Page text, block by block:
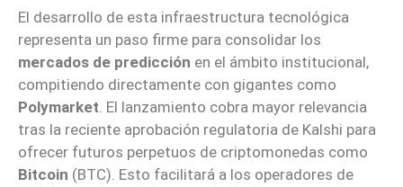
El desarrollo de esta infraestructura tecnológica
representa un paso firme para consolidar los
mercados de predicción en el ámbito institucional,
compitiendo directamente con gigantes como
Polymarket. El lanzamiento cobra mayor relevancia
tras la reciente aprobación regulatoria de Kalshi para
ofrecer futuros perpetuos de criptomonedas como
Bitcoin (BTC). Esto facilitará a los operadores de